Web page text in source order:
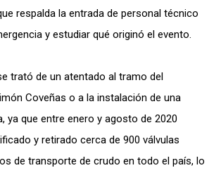
respalda la entrada de personal técnico
y estudiar qué originó el evento.
trató de un atentado al tramo del
Coveñas o a la instalación de una
ya que entre enero y agosto de 2020
y retirado cerca de 900 válvulas
de transporte de crudo en todo el país, lo